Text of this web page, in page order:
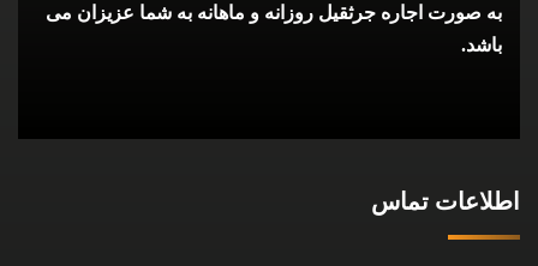
به صورت اجاره جرثقیل روزانه و ماهانه به شما عزیزان می
باشد.
اطلاعات تماس